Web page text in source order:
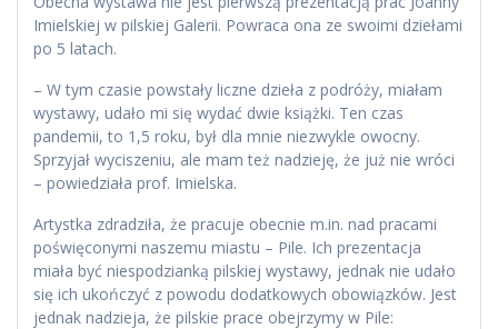
Imielskiej w pilskiej Galerii. Powraca ona ze swoimi dziełami
po 5 latach.
– W tym czasie powstały liczne dzieła z podróży, miałam
wystawy, udało mi się wydać dwie książki. Ten czas
pandemii, to 1,5 roku, był dla mnie niezwykle owocny.
Sprzyjał wyciszeniu, ale mam też nadzieję, że już nie wróci
– powiedziała prof. Imielska.
Artystka zdradziła, że pracuje obecnie m.in. nad pracami
poświęconymi naszemu miastu – Pile. Ich prezentacja
miała być niespodzianką pilskiej wystawy, jednak nie udało
się ich ukończyć z powodu dodatkowych obowiązków. Jest
jednak nadzieja, że pilskie prace obejrzymy w Pile: